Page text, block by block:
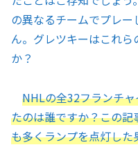
の異なるチームでプレ
ん。グレツキーはこれ
か？
NHLの全32フランチ
たのは誰ですか？この
も多くランプを点灯した